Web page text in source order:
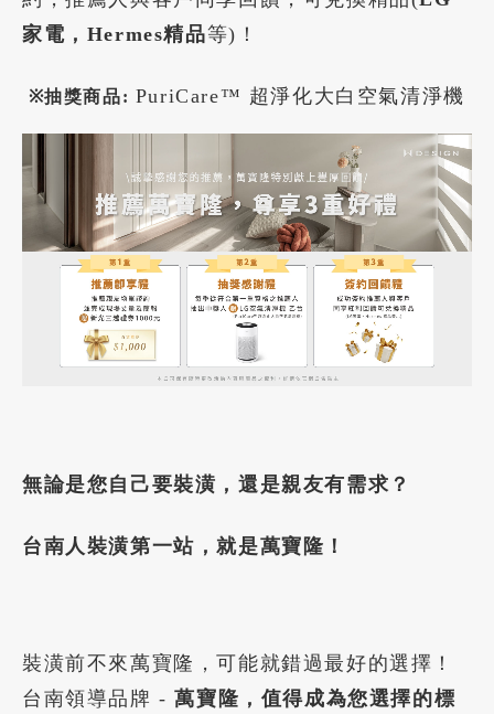
家電，Hermes精品等)！
※抽獎商品: PuriCare™ 超淨化大白空氣清淨機
無論是您自己要裝潢，還是親友有需求？
台南人裝潢第一站，就是萬寶隆！
裝潢前不來萬寶隆，可能就錯過最好的選擇！
台南領導品牌 -萬寶隆，值得成為您選擇的標